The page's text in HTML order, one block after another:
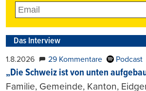
Das Interview
1.8.2026 29 Kommentare Podcast
„Die Schweiz ist von unten
Familie, Gemeinde, Kanton,